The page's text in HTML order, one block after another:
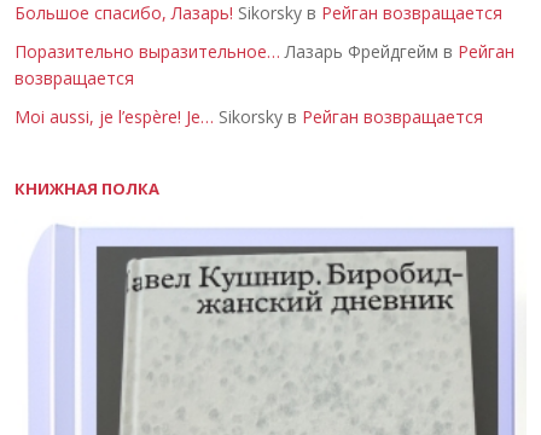
Большое спасибо, Лазарь! Sikorsky в Рейган возвращается
Поразительно выразительное… Лазарь Фрейдгейм в Рейган
возвращается
Moi aussi, je l’espère! Je… Sikorsky в Рейган возвращается
КНИЖНАЯ ПОЛКА